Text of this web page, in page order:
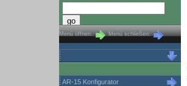
Menü öffnen: Menü schließen:
AR-15 Konfigurator